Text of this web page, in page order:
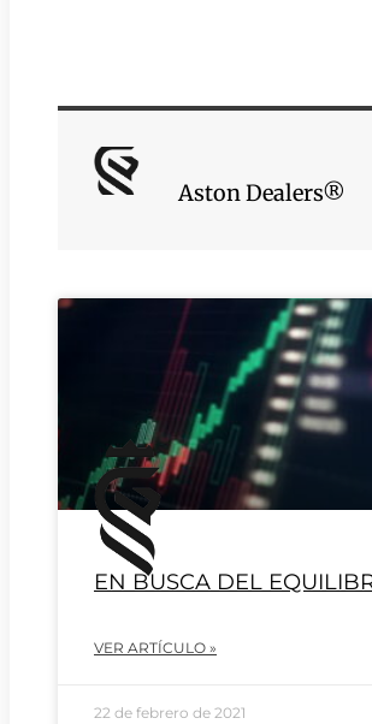
Aston Dealers®
EN BUSCA DEL
VER ARTÍCULO »
22 de febrero de 2021